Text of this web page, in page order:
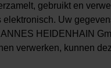
gebruikt en
Uw
HEIDENHAIN
verwerken, kunnen